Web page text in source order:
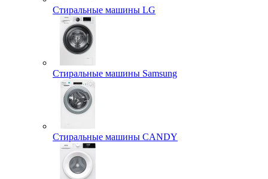
Стиральные машины LG
Стиральные машины Samsung
Стиральные машины CANDY